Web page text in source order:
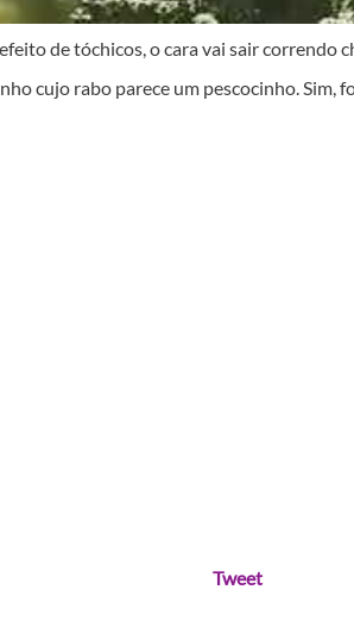
de tóchicos, o cara vai sair correndo
cujo rabo parece um pescocinho. Sim,
Tweet